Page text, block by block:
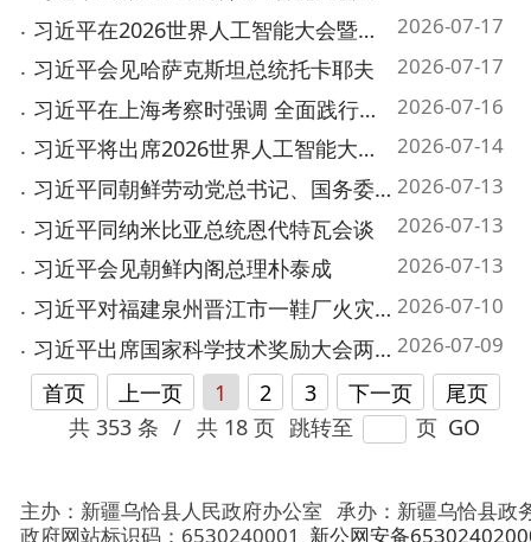
习近平在上海考察时强调 全面践行人民城市理念 高质量推进城市更新
2026-07-14
2026-07-13
习近平同朝鲜劳动党总书记、国务委员会委员长金正恩就《中朝友好合作互助条约》签订65...
2026-07-13
习近平同纳米比亚总统恩代特瓦会谈
2026-07-13
习近平会见朝鲜内阁总理朴泰成
2026-07-10
习近平对福建泉州晋江市一鞋厂火灾事故作出重要指示
2026-07-09
习近平出席国家科学技术奖励大会两院院士大会中国科协第十一次全国代表大会并发表重要...
首页
上一页 1 2 3 下一页 尾页
共 353 条 / 共 18 页 跳转至 页 GO
主办：新疆乌恰县人民政府办公室 承办：新疆乌恰县政务服务
政府网站标识码：6530240001新公网安备65302402000101号
地 址：新疆克州乌恰县光明路1号 联系电话：0908-4621030